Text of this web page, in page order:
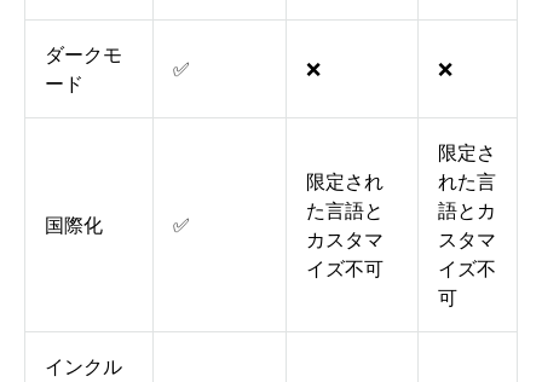
ダークモ
ード
✅ ❌ ❌
国際化 ✅
限定され
た言語と
カスタマ
イズ不可
限定さ
れた言
語とカ
スタマ
イズ不
可
インクル